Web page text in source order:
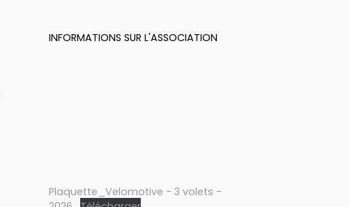
INFORMATIONS SUR L'ASSOCIATION
Plaquette_Velomotive - 3 volets -